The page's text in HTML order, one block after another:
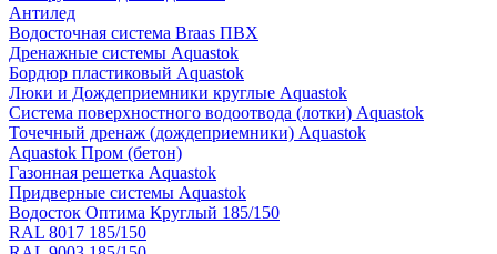
Антилед
Водосточная система Braas ПВХ
Дренажные системы Aquastok
Бордюр пластиковый Aquastok
Люки и Дождеприемники круглые Aquastok
Система поверхностного водоотвода (лотки) Aquastok
Точечный дренаж (дождеприемники) Aquastok
Aquastok Пром (бетон)
Газонная решетка Aquastok
Придверные системы Aquastok
Водосток Оптима Круглый 185/150
RAL 8017 185/150